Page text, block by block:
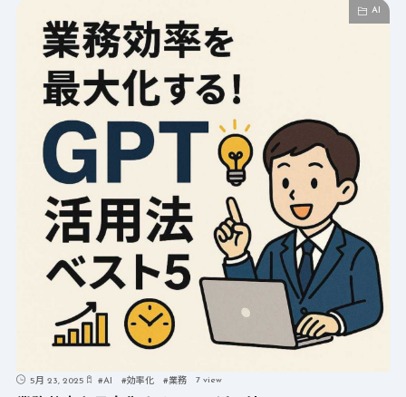
AI
5月 23, 2025 #AI #効率化 #業務 7 view